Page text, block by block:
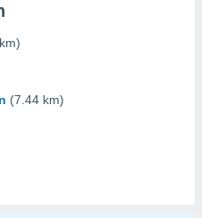
(7.44 km)